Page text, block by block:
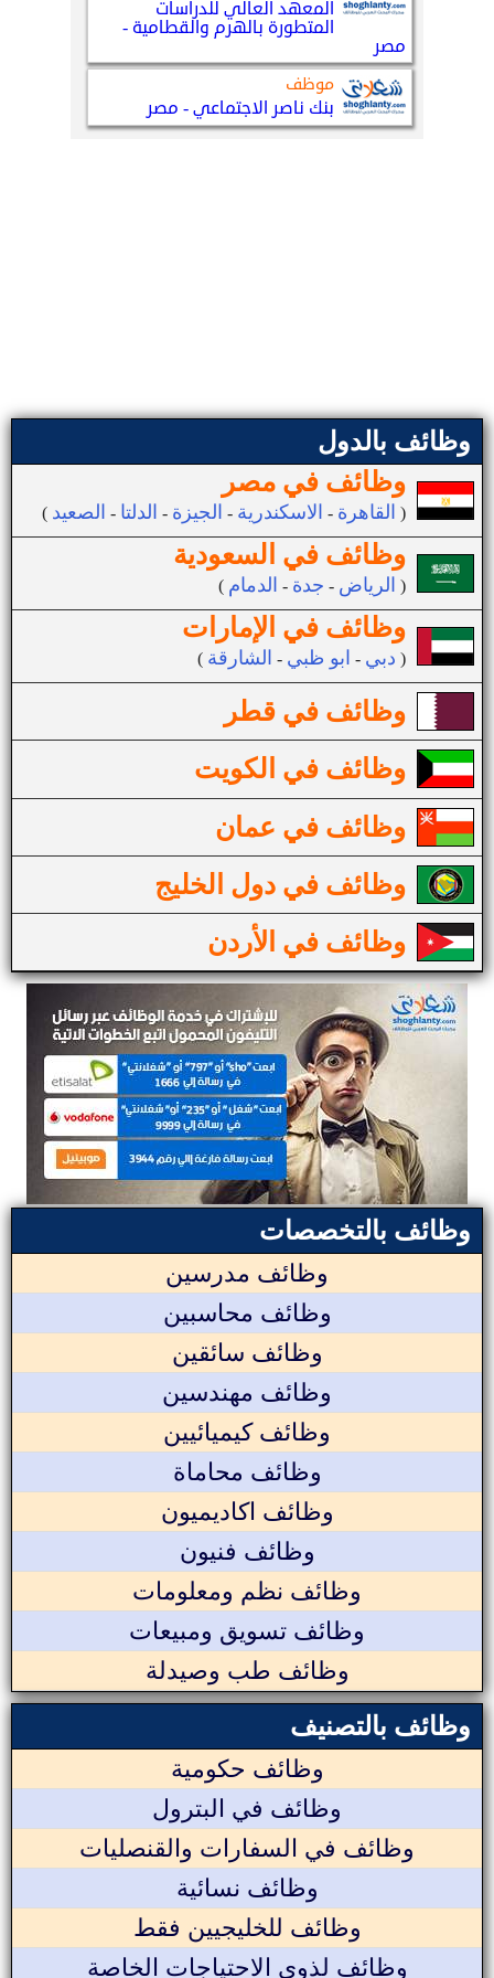
وظائف بالدول
وظائف في مصر
( القاهرة - الاسكندرية - الجيزة - الدلتا - الصعيد )
وظائف في السعودية
( الرياض - جدة - الدمام )
وظائف في الإمارات
( دبي - ابو ظبي - الشارقة )
وظائف في قطر
وظائف في الكويت
وظائف في عمان
وظائف في دول الخليج
وظائف في الأردن
وظائف بالتخصصات
وظائف مدرسين
وظائف محاسبين
وظائف سائقين
وظائف مهندسين
وظائف كيميائيين
وظائف محاماة
وظائف اكاديميون
وظائف فنيون
وظائف نظم ومعلومات
وظائف تسويق ومبيعات
وظائف طب وصيدلة
وظائف بالتصنيف
وظائف حكومية
وظائف في البترول
وظائف في السفارات والقنصليات
وظائف نسائية
وظائف للخليجيين فقط
وظائف لذوي الاحتياجات الخاصة